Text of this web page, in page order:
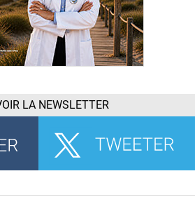
LA NEWSLETTER